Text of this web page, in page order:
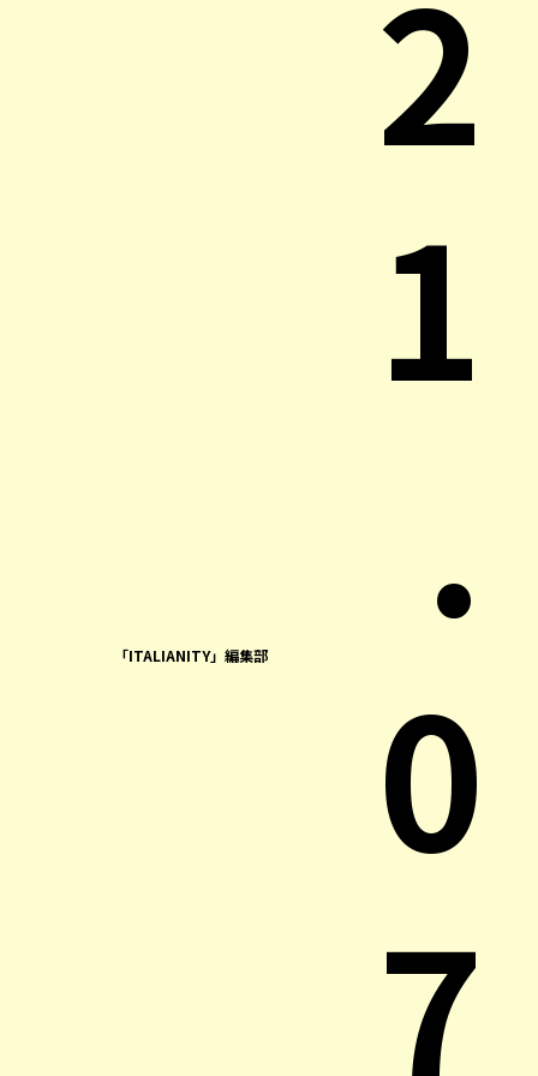
「ITALIANITY」編集部
2
1
.
0
7